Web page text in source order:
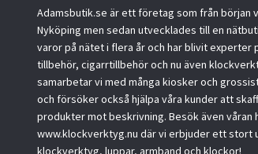
Adamsbutik.se är ett företag som från början
Nyköping men sedan utvecklades till en
varor på nätet i flera år och har blivit experter
tillbehör, cigarrtillbehör och nu även
samarbetar vi med många kiosker och
och försöker också hjälpa våra kunder att
produkter mot beskrivning. Besök även våran
www.klockverktyg.nu där vi erbjuder ett stort
klockverktyg, luppar, armband och klockor!